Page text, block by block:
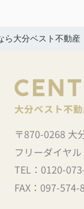
ら大分ベスト不動産
〒870-0268 大
フリーダイヤル
TEL： 0120-
FAX： 097-574-